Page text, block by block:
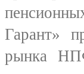
Гарант»
рынка